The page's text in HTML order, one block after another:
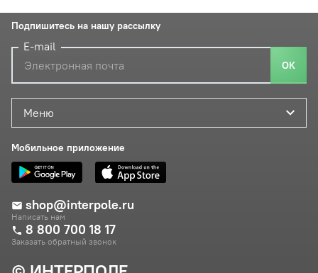
Меню
Мобильное приложение
shop@interpole.ru
Написать нам
8 800 700 18 17
Заказать обратный звонок
Подпишитесь на нашу рассылку
E-mail
ОК